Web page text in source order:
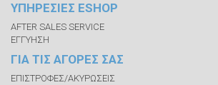
ΥΠΗΡΕΣΙΕΣ ESHOP
AFTER SALES SERVICE
ΕΓΓΥΗΣΗ
ΓΙΑ ΤΙΣ ΑΓΟΡΕΣ ΣΑΣ
ΕΠΙΣΤΡΟΦΕΣ/ΑΚΥΡΩΣΕΙΣ